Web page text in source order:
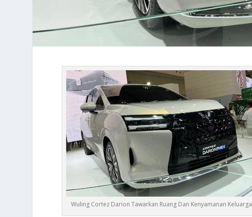
Wuling Cortez Darion Tawarkan Ruang Dan Kenyamanan Keluarga